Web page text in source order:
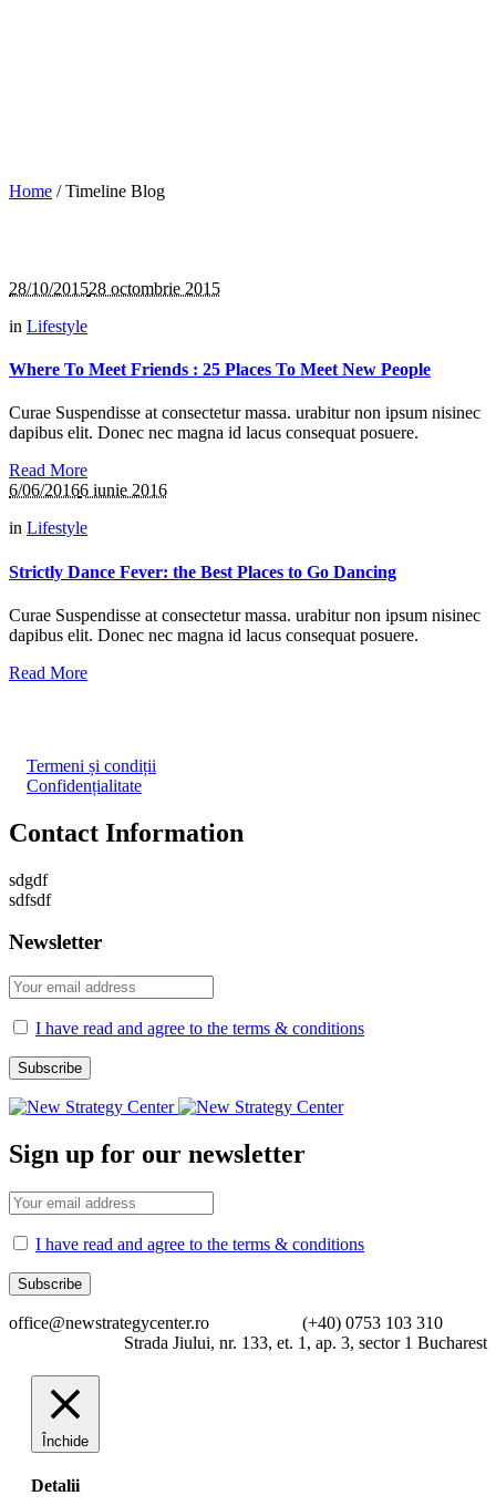
Home /Timeline Blog
28/10/201528 octombrie 2015
in Lifestyle
Where To Meet Friends : 25 Places To Meet New People
Curae Suspendisse at consectetur massa. urabitur non ipsum nisinec
dapibus elit. Donec nec magna id lacus consequat posuere.
Read More
6/06/20166 iunie 2016
in Lifestyle
Strictly Dance Fever: the Best Places to Go Dancing
Curae Suspendisse at consectetur massa. urabitur non ipsum nisinec
dapibus elit. Donec nec magna id lacus consequat posuere.
Read More
Termeni și condiții
Confidențialitate
Contact Information
sdgdf
sdfsdf
Newsletter
I have read and agree to the terms & conditions
Sign up for our newsletter
I have read and agree to the terms & conditions
office@newstrategycenter.ro (+40) 0753 103 310
Strada Jiului, nr. 133, et. 1, ap. 3, sector 1 Bucharest
Închide
Detalii